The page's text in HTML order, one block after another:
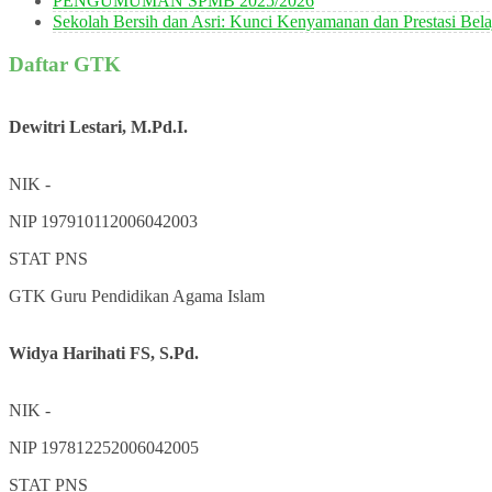
Sekolah Bersih dan Asri: Kunci Kenyamanan dan Prestasi
Daftar GTK
Dewitri Lestari, M.Pd.I.
NIK -
NIP 197910112006042003
STAT PNS
GTK Guru Pendidikan Agama Islam
Widya Harihati FS, S.Pd.
NIK -
NIP 197812252006042005
STAT PNS